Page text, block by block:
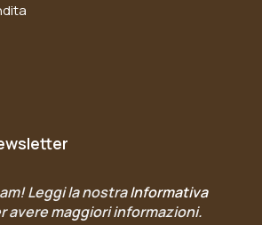
Leggi la nostraInformativa
avere maggiori informazioni.